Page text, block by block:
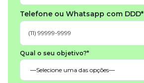
Telefone ou Whatsapp com DDD*
Qual o seu objetivo?*